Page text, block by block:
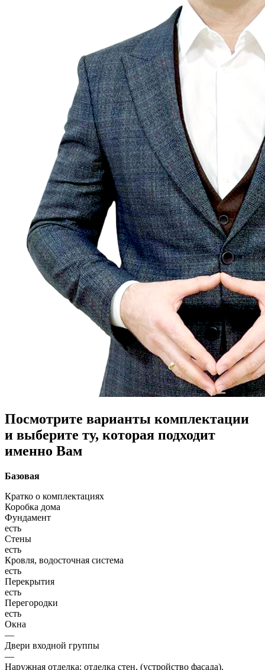
Посмотрите варианты комплектации
и выберите ту, которая подходит
именно Вам
Базовая
Кратко о комплектациях
Коробка дома
Фундамент
есть
Стены
есть
Кровля, водосточная система
есть
Перекрытия
есть
Перегородки
есть
Окна
—
Двери входной группы
—
Наружная отделка: отделка стен, (устройство фасада),